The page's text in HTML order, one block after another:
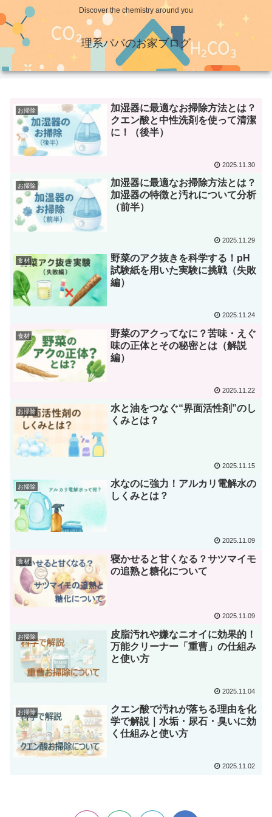
Discover the chemistry around you
理系パパのお家ブログ
お掃除
加湿器に最適なお掃除方法とは？
クエン酸と中性洗剤を使って清潔
に！（後半）
2025.11.30
お掃除
加湿器に最適なお掃除方法とは？
加湿器の特徴と汚れについて分析
（前半）
2025.11.29
食材
野菜のアク抜きを科学する！pH
試験紙を用いた実験に挑戦（失敗
編）
2025.11.24
食材
野菜のアクってなに？苦味・えぐ
味の正体とその秘密とは（解説
編）
2025.11.22
お掃除
水と油をつなぐ“界面活性剤”のし
くみとは？
2025.11.15
お掃除
水なのに強力！アルカリ電解水の
しくみとは？
2025.11.09
食材
寝かせると甘くなる？サツマイモ
の追熟と糖化について
2025.11.09
お掃除
皮脂汚れや嫌なニオイに効果的！
万能クリーナー「重曹」の仕組み
と使い方
2025.11.04
お掃除
クエン酸で汚れが落ちる理由を化
学で解説｜水垢・尿石・臭いに効
く仕組みと使い方
2025.11.02